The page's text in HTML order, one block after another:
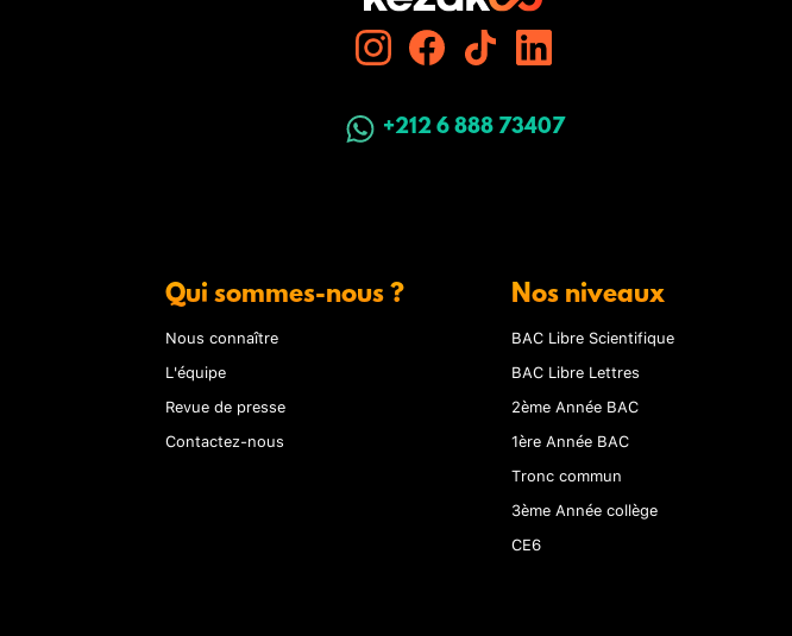
+212 6 888 73407
Qui sommes-nous ?
Nous connaître
L'équipe
Revue de presse
Contactez-nous
Nos niveaux
BAC Libre Scientifique
BAC Libre Lettres
2ème Année BAC
1ère Année BAC
Tronc commun
3ème Année collège
CE6